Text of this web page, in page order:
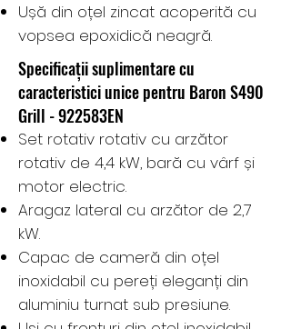
Ușă din oțel zincat acoperită cu
vopsea epoxidică neagră.
Specificații suplimentare cu
caracteristici unice pentru Baron S490
Grill - 922583EN
Set rotativ rotativ cu arzător
rotativ de 4,4 kW, bară cu vârf și
motor electric.
Aragaz lateral cu arzător de 2,7
kW.
Capac de cameră din oțel
inoxidabil cu pereți eleganți din
aluminiu turnat sub presiune.